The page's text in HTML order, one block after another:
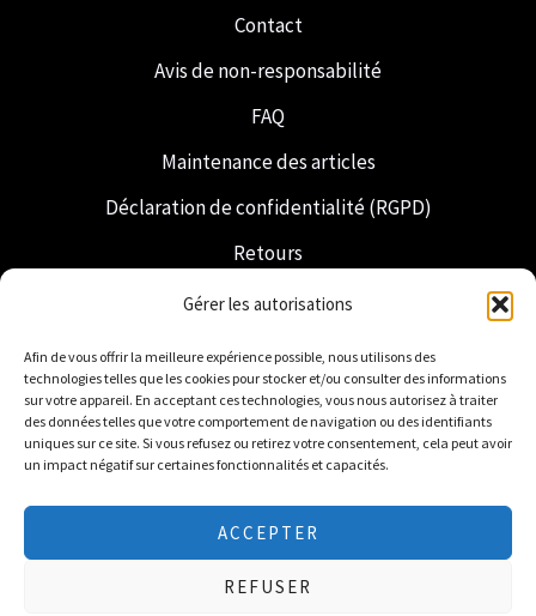
Gérer les autorisations
Afin de vous offrir la meilleure expérience possible, nous utilisons des
technologies telles que les cookies pour stocker et/ou consulter des informations
sur votre appareil. En acceptant ces technologies, vous nous autorisez à traiter
des données telles que votre comportement de navigation ou des identifiants
uniques sur ce site. Si vous refusez ou retirez votre consentement, cela peut avoir
un impact négatif sur certaines fonctionnalités et capacités.
ACCEPTER
REFUSER
Contact
Avis de non-responsabilité
FAQ
Maintenance des articles
Déclaration de confidentialité (RGPD)
Retours
Expédition et livraison
Franc-maçonnerie
Regalia néerlandaise
© 2026 Freemasonry Store - Boutique maçonnique.